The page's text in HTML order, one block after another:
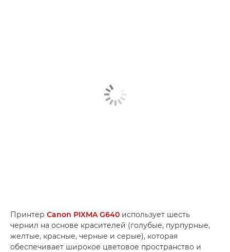
Принтер Canon PIXMA G640 использует шесть
чернил на основе красителей (голубые, пурпурные,
желтые, красные, черные и серые), которая
обеспечивает широкое цветовое пространство и